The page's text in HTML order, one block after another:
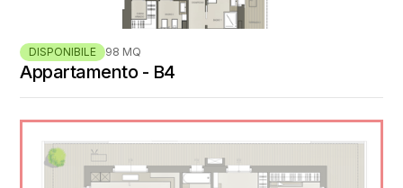
DISPONIBILE 98 MQ
Appartamento - B4